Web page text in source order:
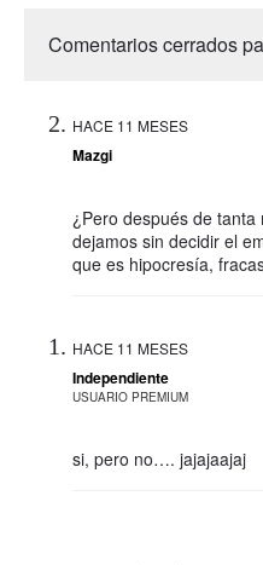
Comentarios cerrados
HACE 11 MESES
Mazgi
¿Pero después de
dejamos sin decidir el
que es hipocresía,
HACE 11 MESES
Independiente
USUARIO PREMIUM
si, pero no…. jajajaajaj